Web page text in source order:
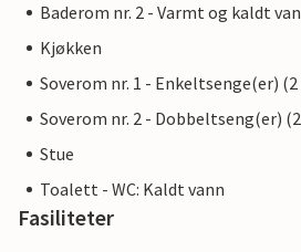
Baderom nr. 2 - Varmt og kaldt
Kjøkken
Soverom nr. 1 - Enkeltsenge(er)
Soverom nr. 2 - Dobbeltseng(er)
Stue
Toalett - WC: Kaldt vann
Fasiliteter